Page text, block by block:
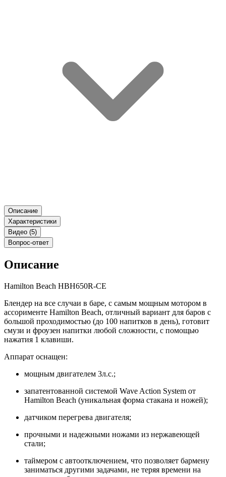
Описание
Характеристики
Видео (5)
Вопрос-ответ
Описание
Hamilton Beach HBH650R-СЕ
Блендер на все случаи в баре, с самым мощным мотором в
ассорименте Hamilton Beach, отличный вариант для баров с
большой проходимостью (до 100 напитков в день), готовит
смузи и фроузен напитки любой сложности, с помощью
нажатия 1 клавиши.
Аппарат оснащен:
мощным двигателем 3л.с.;
запатентованной системой Wave Action System от
Hamilton Beach (уникальная форма стакана и ножей);
датчиком перегрева двигателя;
прочными и надежными ножами из нержавеющей
стали;
таймером с автоотключением, что позволяет бармену
заниматься другими задачами, не теряя времени на